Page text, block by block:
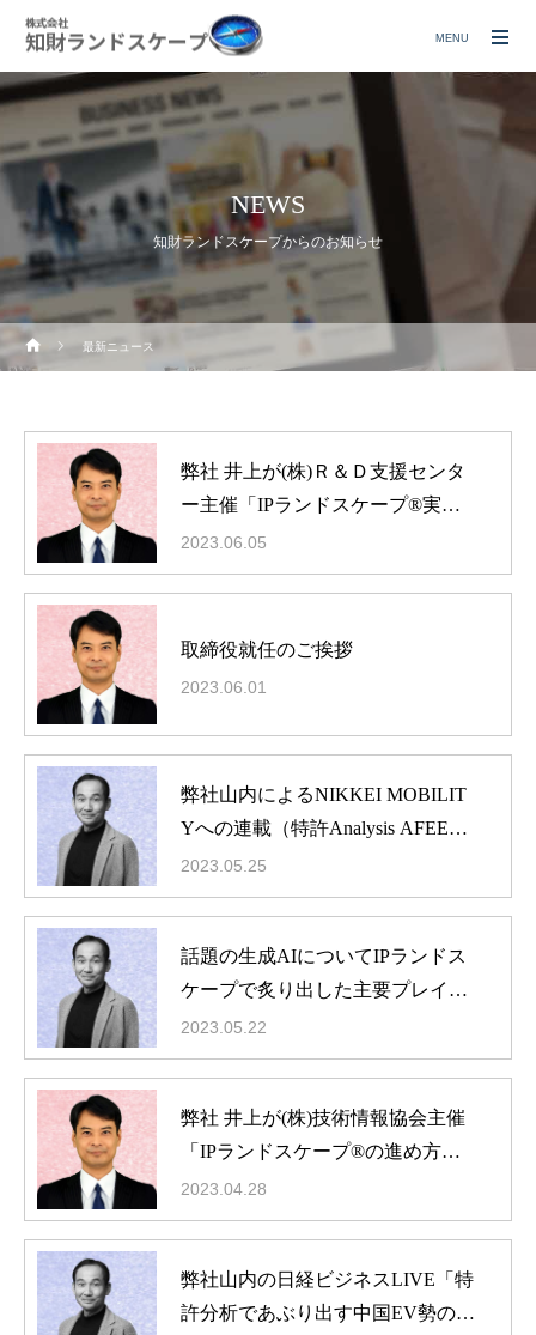
NEWS
知財ランドスケープからのお知らせ
最新ニュース
弊社 井上が(株)Ｒ＆Ｄ支援センタ
ー主催「IPランドスケープ®実践
に役立つ6つのハウツー講座」に
登壇
2023.06.05
取締役就任のご挨拶
2023.06.01
弊社山内によるNIKKEI MOBILIT
Yへの連載（特許Analysis AFEELA
予測）開始
2023.05.25
話題の生成AIについてIPランドス
ケープで炙り出した主要プレイ
ヤ、個社戦略を詳述する特別セミ
ナーに弊社の山内が登壇します
2023.05.22
弊社 井上が(株)技術情報協会主催
「IPランドスケープ®の進め方と
戦略提言の伝え方」に登壇
2023.04.28
弊社山内の日経ビジネスLIVE「特
許分析であぶり出す中国EV勢の脅
MENU